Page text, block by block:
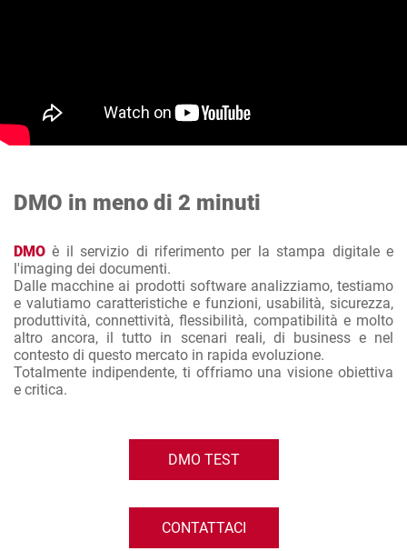
DMO in meno di 2 minuti
DMO è il servizio di riferimento per la stampa digitale e
l'imaging dei documenti.
Dalle macchine ai prodotti software analizziamo, testiamo
e valutiamo caratteristiche e funzioni, usabilità, sicurezza,
produttività, connettività, flessibilità, compatibilità e molto
altro ancora, il tutto in scenari reali, di business e nel
contesto di questo mercato in rapida evoluzione.
Totalmente indipendente, ti offriamo una visione obiettiva
e critica.
DMO TEST
CONTATTACI